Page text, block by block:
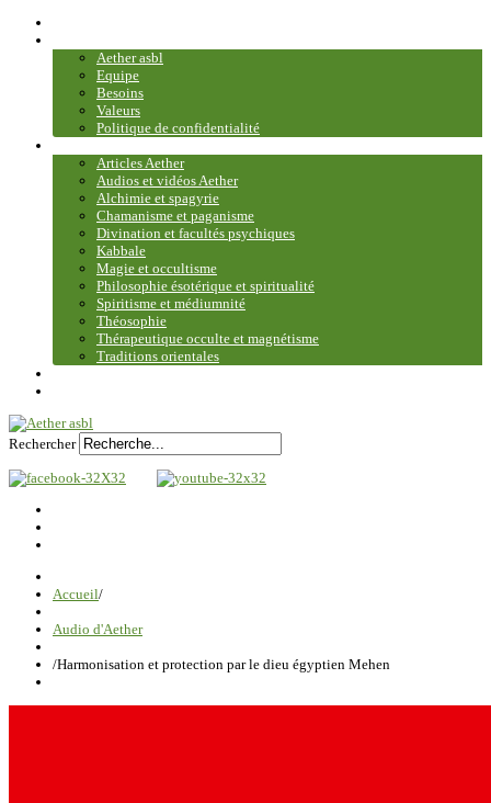
Aether asbl
Equipe
Besoins
Valeurs
Politique de confidentialité
Articles Aether
Audios et vidéos Aether
Alchimie et spagyrie
Chamanisme et paganisme
Divination et facultés psychiques
Kabbale
Magie et occultisme
Philosophie ésotérique et spiritualité
Spiritisme et médiumnité
Théosophie
Thérapeutique occulte et magnétisme
Traditions orientales
Rechercher
Accueil/
Audio d'Aether
/Harmonisation et protection par le dieu égyptien Mehen